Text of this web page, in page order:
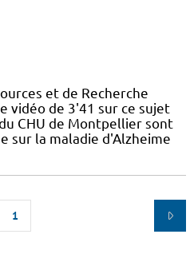
et de Recherche
vidéo de 3'41 sur ce sujet
CHU de Montpellier sont
sur la maladie d'Alzheime
1